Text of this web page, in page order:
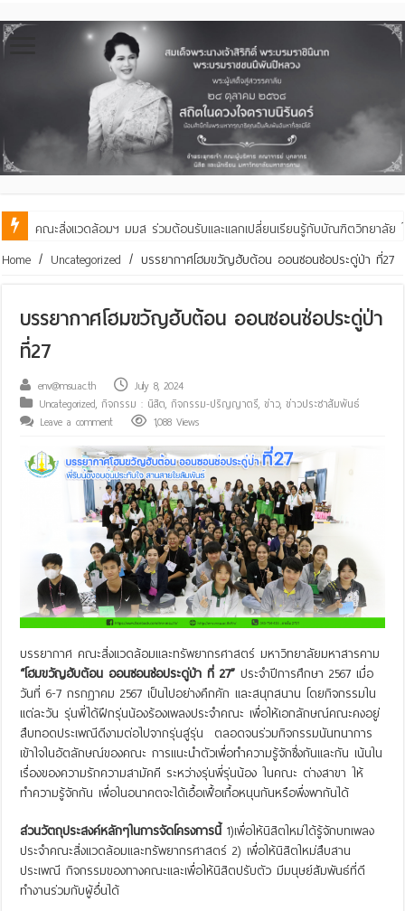
มหาวิทยาลัยมหาสารคาม ขอแสดงความยินดีกับคณะที่ผ่านการประเมินคุณภา
Home / Uncategorized / บรรยากาศโฮมขวัญฮับต้อน ออนซอนช่อประดู่ป่า ที่27
บรรยากาศโฮมขวัญฮับต้อน ออนซอนช่อประดู่ป่า
ที่27
env@msu.ac.th
July 8, 2024
Uncategorized,กิจกรรม : นิสิต,กิจกรรม-ปริญญาตรี,ข่าว,ข่าวประชาสัมพันธ์
Leave a comment
1,088 Views
บรรยากาศ คณะสิ่งแวดล้อมและทรัพยากรศาสตร์ มหาวิทยาลัยมหาสารคาม
“โฮมขวัญฮับต้อน ออนซอนช่อประดู่ป่า ที่ 27” ประจำปีการศึกษา 2567 เมื่อ
วันที่ 6-7 กรกฏาคม 2567 เป็นไปอย่างคึกคัก และสนุกสนาน โดยกิจกรรมใน
แต่ละวัน รุ่นพี่ได้ฝึกรุ่นน้องร้องเพลงประจำคณะ เพื่อให้เอกลักษณ์คณะคงอยู่
สืบทอดประเพณีดีงามต่อไปจากรุ่นสู่รุ่น ตลอดจนร่วมกิจกรรมนันทนาการ
เข้าใจในอัตลักษณ์ของคณะ การแนะนำตัวเพื่อทำความรู้จักซึ่งกันและกัน เน้นใน
เรื่องของความรักความสามัคคี ระหว่างรุ่นพี่รุ่นน้อง ในคณะ ต่างสาขา ให้
ทำความรู้จักกัน เพื่อในอนาคตจะได้เอื้อเฟื้อเกื้อหนุนกันหรือพึ่งพากันได้
ส่วนวัตถุประสงค์หลักๆในการจัดโครงการนี้1)เพื่อให้นิสิตใหม่ได้รู้จักบทเพลง
ประจำคณะสิ่งแวดล้อมและทรัพยากรศาสตร์ 2) เพื่อให้นิสิตใหม่สืบสาน
ประเพณี กิจกรรมของทางคณะและเพื่อให้นิสิตปรับตัว มีมนุษย์สัมพันธ์ที่ดี
ทำงานร่วมกับผู้อื่นได้